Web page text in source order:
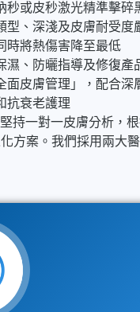
秒或皮秒激光精準擊碎
型、深淺及皮膚耐受度
時將熱傷害降至最低
濕、防曬指導及修復產
面皮膚管理」，配合深
抗衰老護理
持一對一皮膚分析，
方案。我們採用兩大